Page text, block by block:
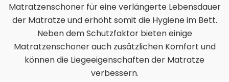
Matratzenschoner für eine verlängerte Lebensdauer
der Matratze und erhöht somit die Hygiene im Bett.
Neben dem Schutzfaktor bieten einige
Matratzenschoner auch zusätzlichen Komfort und
können die Liegeeigenschaften der Matratze
verbessern.